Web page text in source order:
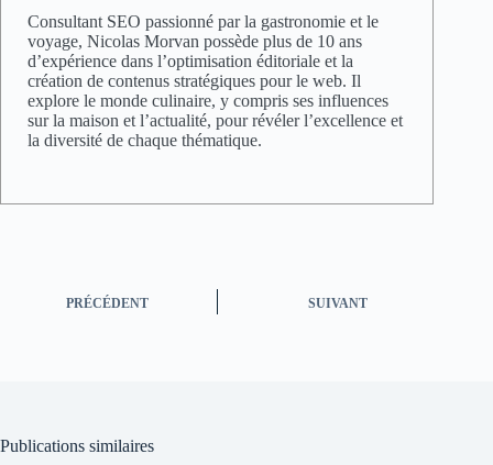
Consultant SEO passionné par la gastronomie et le
voyage, Nicolas Morvan possède plus de 10 ans
d’expérience dans l’optimisation éditoriale et la
création de contenus stratégiques pour le web. Il
explore le monde culinaire, y compris ses influences
sur la maison et l’actualité, pour révéler l’excellence et
la diversité de chaque thématique.
PRÉCÉDENT SUIVANT
Publications similaires